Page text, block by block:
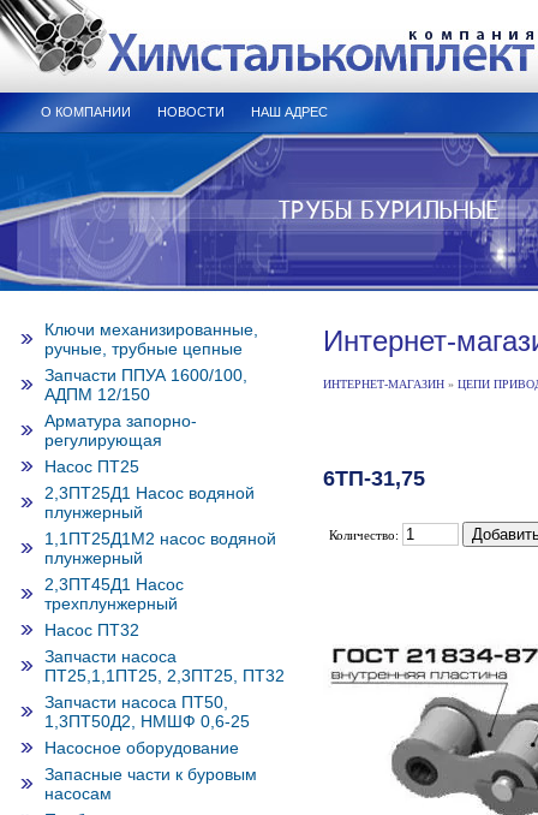
О КОМПАНИИ НОВОСТИ НАШ АДРЕС
Ключи механизированные,
ручные, трубные цепные
Запчасти ППУА 1600/100,
АДПМ 12/150
Арматура запорно-
регулирующая
Насос ПТ25
2,3ПТ25Д1 Насос водяной
плунжерный
1,1ПТ25Д1М2 насос водяной
плунжерный
2,3ПТ45Д1 Насос
трехплунжерный
Насос ПТ32
Запчасти насоса
ПТ25,1,1ПТ25, 2,3ПТ25, ПТ32
Запчасти насоса ПТ50,
1,3ПТ50Д2, НМШФ 0,6-25
Насосное оборудование
Запасные части к буровым
насосам
Интернет-
ИНТЕРНЕТ-МАГАЗИН » ЦЕПИ
6ТП-31,75
Количество: